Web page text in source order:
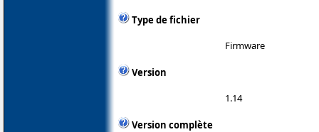
Type de fichier
Firmware
Version
1.14
Version complète